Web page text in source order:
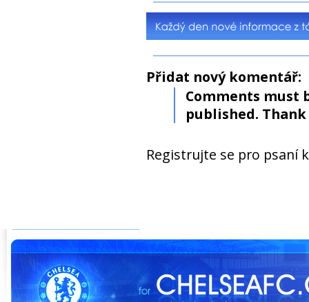
Přidat nový komentář:
Comments must
published. Thank
Registrujte se pro psaní